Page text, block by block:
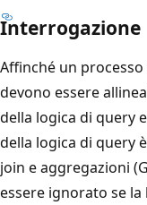
Interrogazione
Affinché un
devono essere
della logica di query
della logica di query
join e aggregazioni
essere ignorato se